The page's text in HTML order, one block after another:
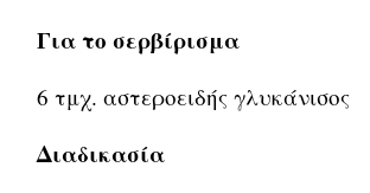
Για το σερβίρισμα
6 τμχ. αστεροειδής γλυκάνισος
Διαδικασία